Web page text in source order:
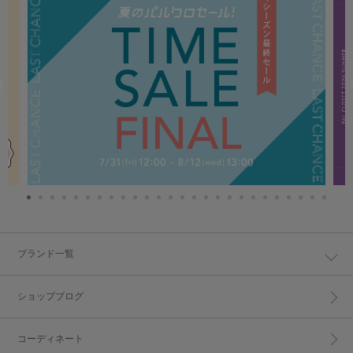
ブランド一覧
ショップブログ
コーディネート